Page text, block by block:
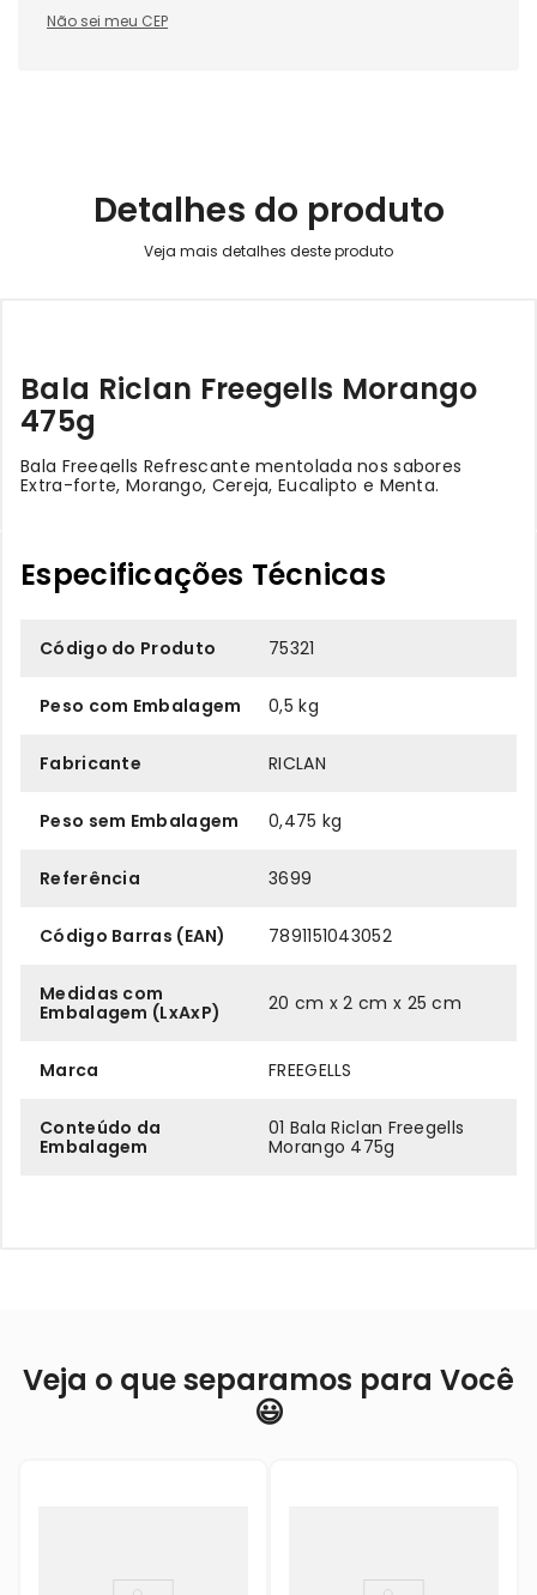
Não sei meu CEP
Detalhes do produto
Bala Riclan Freegells Morango
475g
Bala Freegells Refrescante mentolada nos sabores
Extra-forte, Morango, Cereja, Eucalipto e Menta.
Especificações Técnicas
Código do Produto 75321
Peso com Embalagem 0,5 kg
Fabricante RICLAN
Peso sem Embalagem 0,475 kg
Referência 3699
Código Barras (EAN) 7891151043052
Medidas com
Embalagem (LxAxP)
20 cm x 2 cm x 25 cm
Marca FREEGELLS
Conteúdo da
Embalagem
01 Bala Riclan Freegells
Morango 475g
Veja o que separamos para Você
😃